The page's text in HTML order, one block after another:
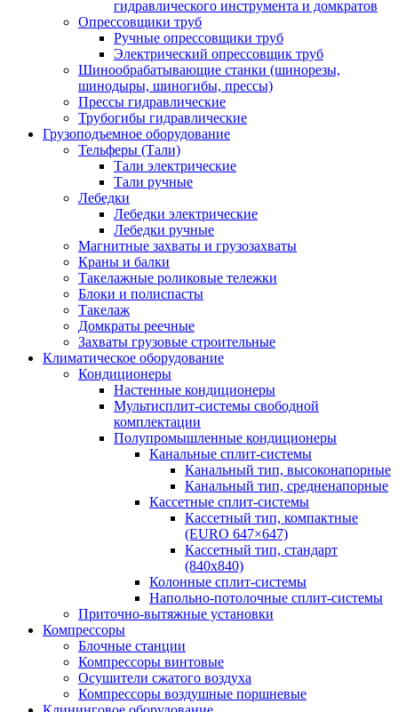
гидравлического инструмента и домкратов
Опрессовщики труб
Ручные опрессовщики труб
Электрический опрессовщик труб
Шинообрабатывающие станки (шинорезы,
шинодыры, шиногибы, прессы)
Прессы гидравлические
Трубогибы гидравлические
Грузоподъемное оборудование
Тельферы (Тали)
Тали электрические
Тали ручные
Лебедки
Лебедки электрические
Лебедки ручные
Магнитные захваты и грузозахваты
Краны и балки
Такелажные роликовые тележки
Блоки и полиспасты
Такелаж
Домкраты реечные
Захваты грузовые строительные
Климатическое оборудование
Кондиционеры
Настенные кондиционеры
Мультисплит-системы свободной
комплектации
Полупромышленные кондиционеры
Канальные сплит-системы
Канальный тип, высоконапорные
Канальный тип, средненапорные
Кассетные сплит-системы
Кассетный тип, компактные
(EURO 647×647)
Кассетный тип, стандарт
(840х840)
Колонные сплит-системы
Напольно-потолочные сплит-системы
Приточно-вытяжные установки
Компрессоры
Блочные станции
Компрессоры винтовые
Осушители сжатого воздуха
Компрессоры воздушные поршневые